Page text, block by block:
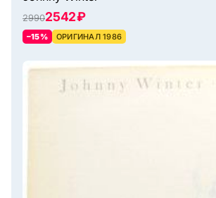
29902542 ₽
–15% ОРИГИНАЛ 1986